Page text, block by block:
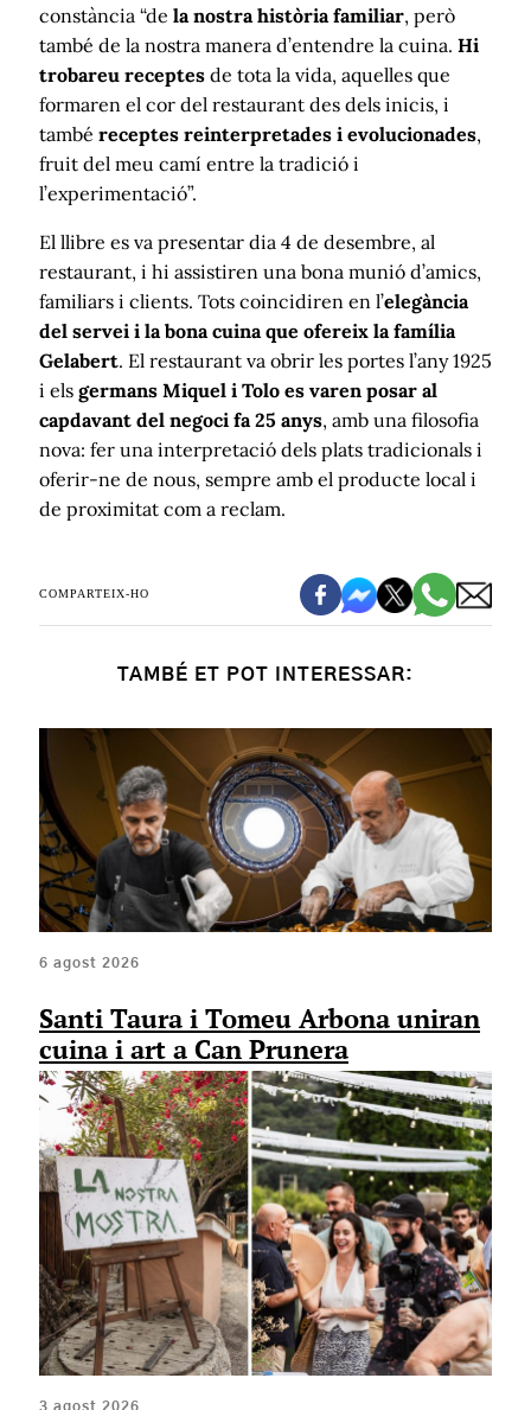
constància “de la nostra història familiar, però
també de la nostra manera d’entendre la cuina. Hi
trobareu receptes de tota la vida, aquelles que
formaren el cor del restaurant des dels inicis, i
també receptes reinterpretades i evolucionades,
fruit del meu camí entre la tradició i
l’experimentació”.
El llibre es va presentar dia 4 de desembre, al
restaurant, i hi assistiren una bona munió d’amics,
familiars i clients. Tots coincidiren en l’elegància
del servei i la bona cuina que ofereix la família
Gelabert. El restaurant va obrir les portes l’any 1925
i els germans Miquel i Tolo es varen posar al
capdavant del negoci fa 25 anys, amb una filosofia
nova: fer una interpretació dels plats tradicionals i
oferir-ne de nous, sempre amb el producte local i
de proximitat com a reclam.
COMPARTEIX-HO
TAMBÉ ET POT INTERESSAR:
6 agost 2026
Santi Taura i Tomeu Arbona uniran
cuina i art a Can Prunera
3 agost 2026